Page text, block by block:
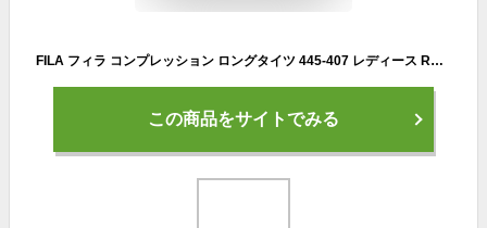
FILA フィラ コンプレッション ロングタイツ 445-407 レディース RUNNING FITNESS ランニング ウォーキング 部活 レイヤード レギンス
この商品をサイトでみる